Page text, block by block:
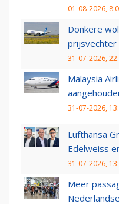
01-08-2026,
Donkere
31-07-2026,
Malaysia
31-07-2026,
Lufthansa
Edelweiss
31-07-2026,
Meer